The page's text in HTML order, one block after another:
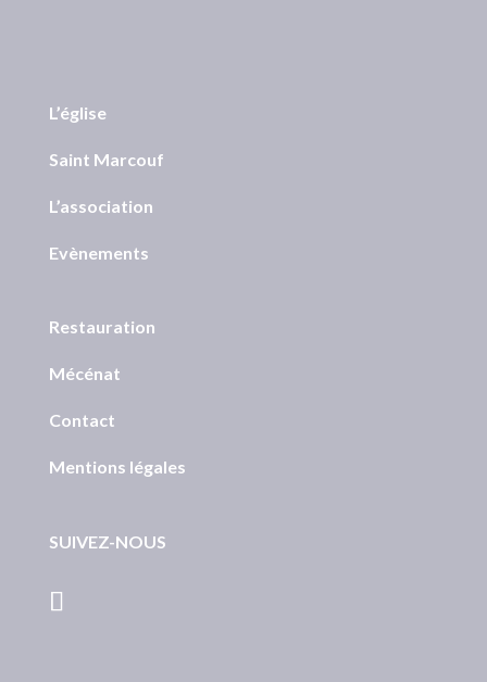
L’église
Saint Marcouf
L’association
Evènements
Restauration
Mécénat
Contact
Mentions légales
SUIVEZ-NOUS